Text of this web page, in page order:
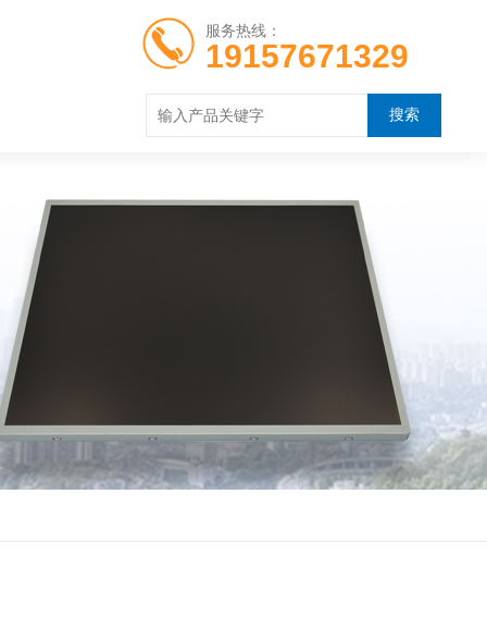
服务热线：
19157671329